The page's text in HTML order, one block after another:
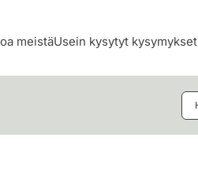
meistäUsein kysytyt kysymykset